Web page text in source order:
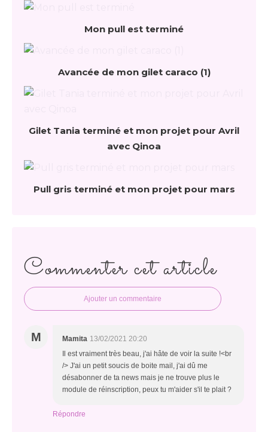
Mon pull est terminé
Avancée de mon gilet caraco (1)
Gilet Tania terminé et mon projet pour Avril
avec Qinoa
Pull gris terminé et mon projet pour mars
Commenter cet article
Ajouter un commentaire
M Mamita 13/02/2021 20:20
Il est vraiment très beau, j'ai hâte de voir la suite !<br
/> J'ai un petit soucis de boite mail, j'ai dû me
désabonner de ta news mais je ne trouve plus le
module de réinscription, peux tu m'aider s'il te plait ?
Répondre